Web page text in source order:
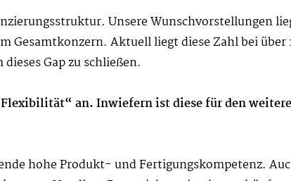
Unsere Wunschvorstellungen
Aktuell liegt diese Zahl bei über
Gap zu schließen.
an. Inwiefern ist diese für den
hohe Produkt- und Fertigungskompetenz.